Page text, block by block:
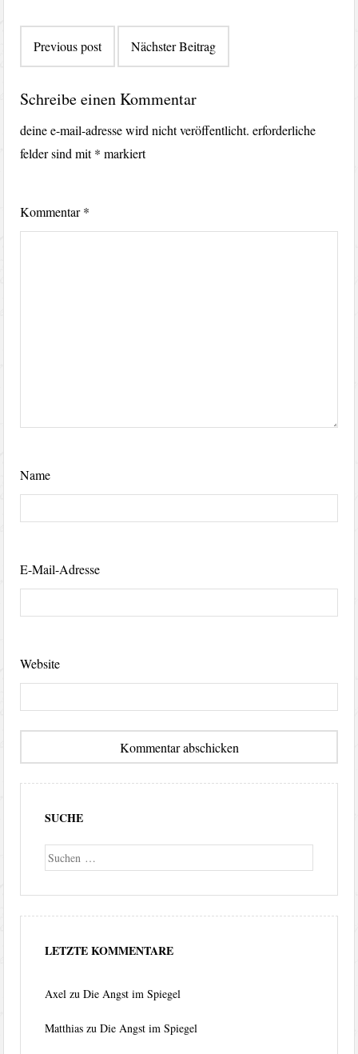
Previous post Nächster Beitrag
Schreibe einen Kommentar
deine e-mail-adresse wird nicht veröffentlicht. erforderliche
felder sind mit* markiert
Kommentar*
Name
E-Mail-Adresse
Website
SUCHE
Suche
LETZTE KOMMENTARE
Axel zuDie Angst im Spiegel
Matthias zuDie Angst im Spiegel